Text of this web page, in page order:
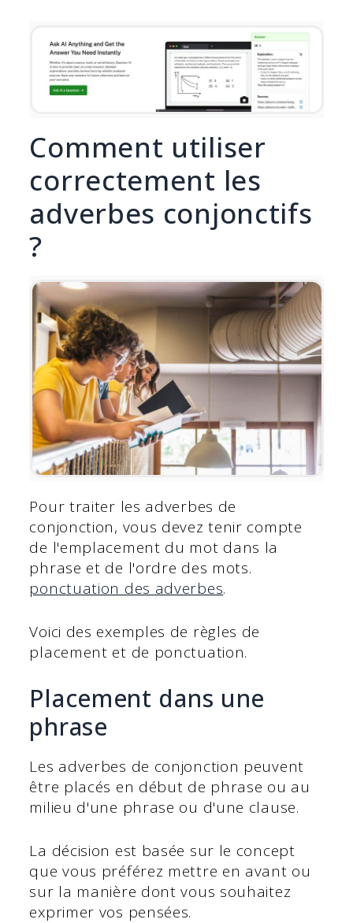
Comment utiliser
correctement les
adverbes conjonctifs
?
Pour traiter les adverbes de
conjonction, vous devez tenir compte
de l'emplacement du mot dans la
phrase et de l'ordre des mots.
ponctuation des adverbes.
Voici des exemples de règles de
placement et de ponctuation.
Placement dans une
phrase
Les adverbes de conjonction peuvent
être placés en début de phrase ou au
milieu d'une phrase ou d'une clause.
La décision est basée sur le concept
que vous préférez mettre en avant ou
sur la manière dont vous souhaitez
exprimer vos pensées.